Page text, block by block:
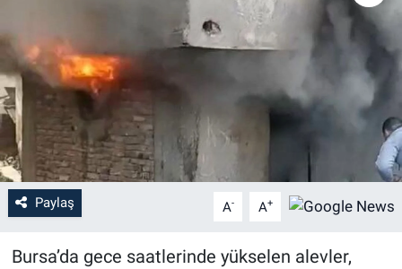
Paylaş A- A+
Bursa’da gece saatlerinde yükselen alevler,
Sağlık
Eğitim
Ekonomi
Dünya